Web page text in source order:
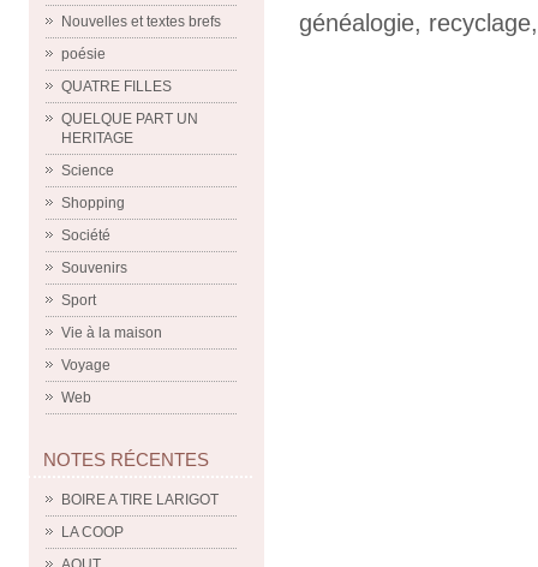
Nouvelles et textes brefs
poésie
QUATRE FILLES
QUELQUE PART UN
HERITAGE
Science
Shopping
Société
Souvenirs
Sport
Vie à la maison
Voyage
Web
NOTES RÉCENTES
BOIRE A TIRE LARIGOT
LA COOP
généalogie, recyclage